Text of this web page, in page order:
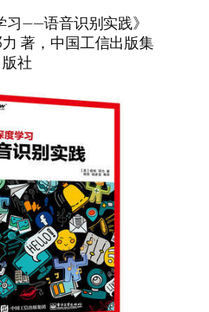
习——语音识别实践》
力 著，中国工信出版集
社